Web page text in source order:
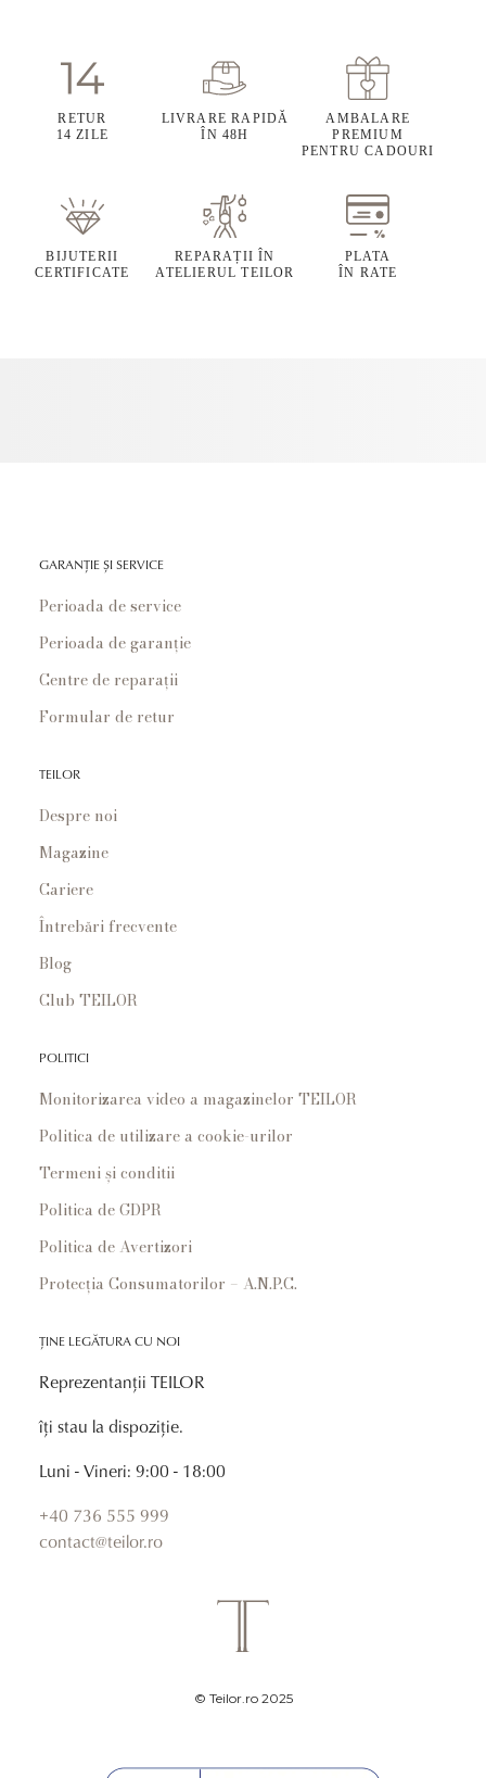
RETUR
14 ZILE
LIVRARE RAPIDĂ
ÎN 48H
AMBALARE
PREMIUM
PENTRU CADOURI
BIJUTERII
CERTIFICATE
REPARAȚII ÎN
ATELIERUL TEILOR
PLATA
ÎN RATE
GARANȚIE ȘI SERVICE
Perioada de service
Perioada de garanție
Centre de reparații
Formular de retur
TEILOR
Despre noi
Magazine
Cariere
Întrebări frecvente
Blog
Club TEILOR
POLITICI
Monitorizarea video a magazinelor TEILOR
Politica de utilizare a cookie-urilor
Termeni și conditii
Politica de GDPR
Politica de Avertizori
Protecția Consumatorilor – A.N.P.C.
ȚINE LEGĂTURA CU NOI
Reprezentanții TEILOR
îți stau la dispoziție.
Luni - Vineri: 9:00 - 18:00
+40 736 555 999
contact@teilor.ro
© Teilor.ro 2025